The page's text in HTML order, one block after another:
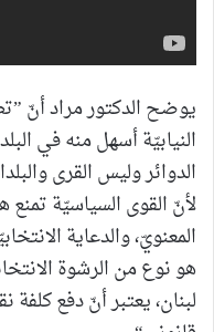
يوضح الدكتور مراد أنّ
النيابيّة أسهل منه في
الدوائر وليس القرى
لأنّ القوى السياسيّة
المعنويّ، والدعاية
هو نوع من الرشوة
لبنان، يعتبر أنّ دفع